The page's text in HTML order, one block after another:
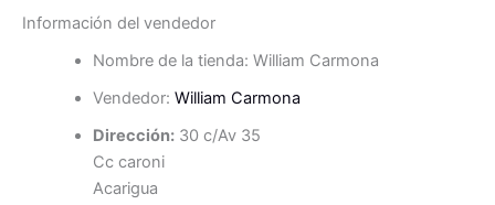
Información del vendedor
Nombre de la tienda: William Carmona
Vendedor: William Carmona
Dirección: 30 c/Av 35
Cc caroni
Acarigua